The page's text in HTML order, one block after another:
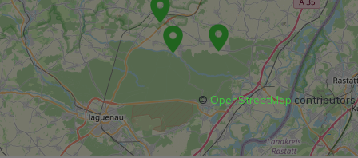
©OpenStreetMapcontributors